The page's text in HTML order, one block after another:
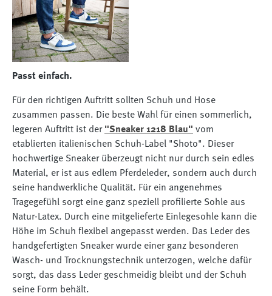
Passt einfach.
Für den richtigen Auftritt sollten Schuh und Hose
zusammen passen. Die beste Wahl für einen sommerlich,
legeren Auftritt ist der "Sneaker 1218 Blau" vom
etablierten italienischen Schuh-Label "Shoto". Dieser
hochwertige Sneaker überzeugt nicht nur durch sein edles
Material, er ist aus edlem Pferdeleder, sondern auch durch
seine handwerkliche Qualität. Für ein angenehmes
Tragegefühl sorgt eine ganz speziell profilierte Sohle aus
Natur-Latex. Durch eine mitgelieferte Einlegesohle kann die
Höhe im Schuh flexibel angepasst werden. Das Leder des
handgefertigten Sneaker wurde einer ganz besonderen
Wasch- und Trocknungstechnik unterzogen, welche dafür
sorgt, das dass Leder geschmeidig bleibt und der Schuh
seine Form behält.